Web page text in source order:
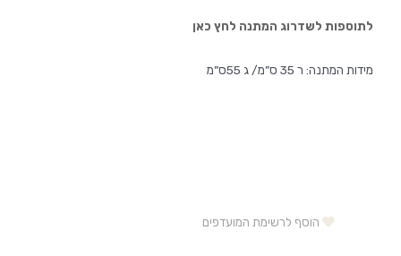
לתוספות לשדרוג המתנה לחץ כאן
מידות המתנה: ר 35 ס”מ/ ג 55ס”מ
הוסף לרשימת המועדפים